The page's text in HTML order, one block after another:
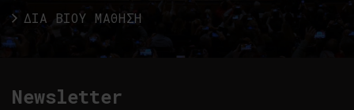
ΔΙΑ ΒΙΟΥ ΜΑΘΗΣΗ
Newsletter